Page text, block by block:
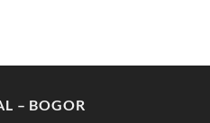
– BOGOR